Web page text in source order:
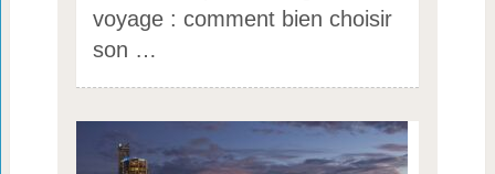
voyage : comment bien choisir
son …